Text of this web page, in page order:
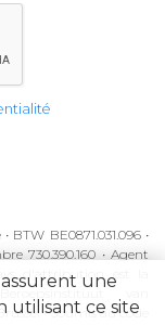
BE0871.031.096 •
730.390.160 • Agent
d'attribution est la
van
• Soumis au code
une
utilisant ce site